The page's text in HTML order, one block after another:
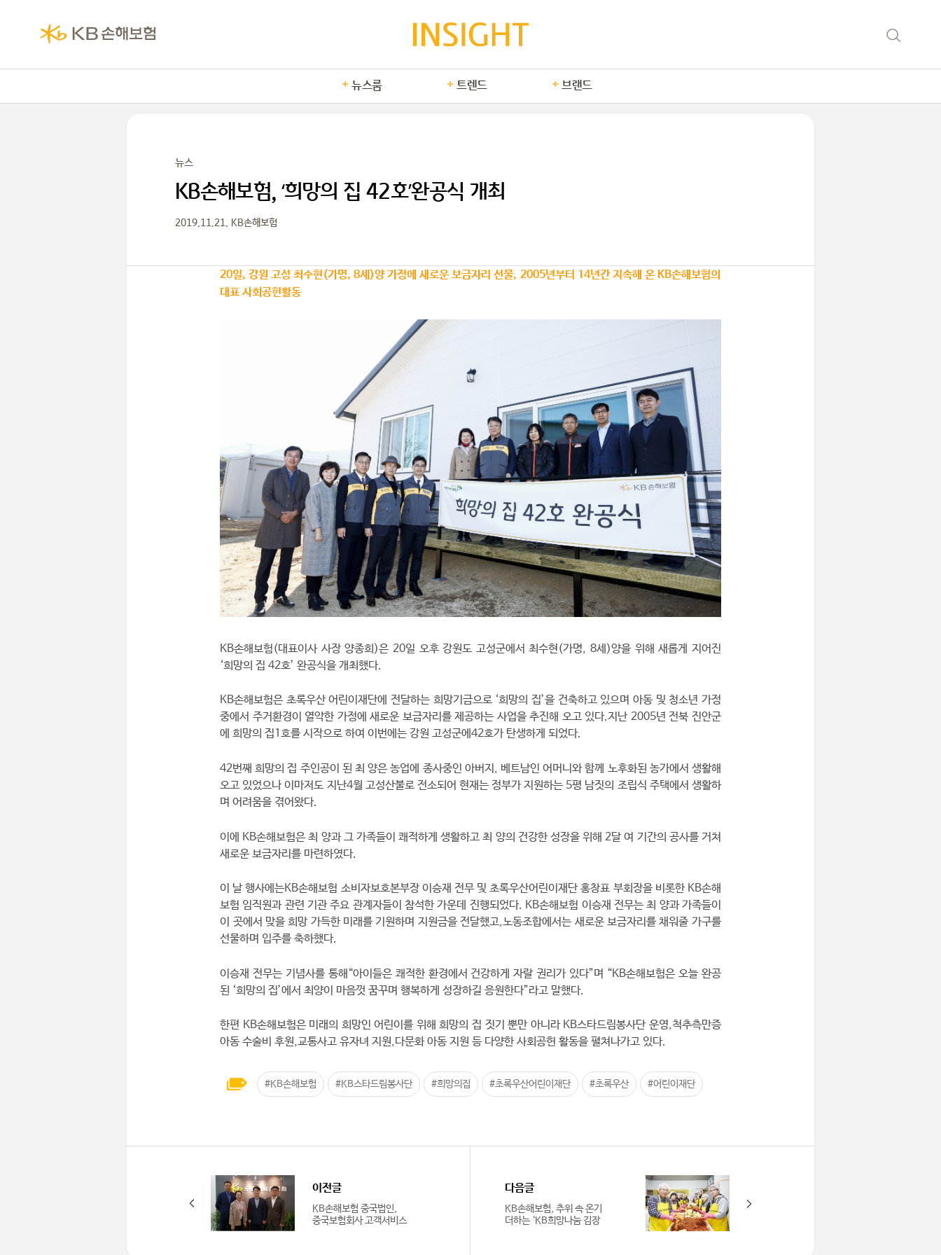
뉴스룸 트렌드 브랜드
뉴스
KB손해보험, ‘희망의 집 42호’완공식 개최
2019.11.21. KB손해보험
20일, 강원 고성 최수현(가명, 8세)양 가정에 새로운 보금자리 선물,2005년부터 14년간 지속해 온 KB손해보험의
대표 사회공헌활동
KB손해보험(대표이사 사장 양종희)은 20일 오후 강원도 고성군에서 최수현(가명, 8세)양을 위해 새롭게 지어진
‘희망의 집 42호’ 완공식을 개최했다.
KB손해보험은 초록우산 어린이재단에 전달하는 희망기금으로 ‘희망의 집’을 건축하고 있으며 아동 및 청소년 가정
중에서 주거환경이 열악한 가정에 새로운 보금자리를 제공하는 사업을 추진해 오고 있다.지난 2005년 전북 진안군
에 희망의 집1호를 시작으로 하여 이번에는 강원 고성군에42호가 탄생하게 되었다.
42번째 희망의 집 주인공이 된 최 양은 농업에 종사중인 아버지, 베트남인 어머니와 함께 노후화된 농가에서 생활해
오고 있었으나 이마저도 지난4월 고성산불로 전소되어 현재는 정부가 지원하는 5평 남짓의 조립식 주택에서 생활하
며 어려움을 겪어왔다.
이에 KB손해보험은 최 양과 그 가족들이 쾌적하게 생활하고 최 양의 건강한 성장을 위해 2달 여 기간의 공사를 거쳐
새로운 보금자리를 마련하였다.
이 날 행사에는KB손해보험 소비자보호본부장 이승재 전무 및 초록우산어린이재단 홍창표 부회장을 비롯한 KB손해
보험 임직원과 관련 기관 주요 관계자들이 참석한 가운데 진행되었다. KB손해보험 이승재 전무는 최 양과 가족들이
이 곳에서 맞을 희망 가득한 미래를 기원하며 지원금을 전달했고,노동조합에서는 새로운 보금자리를 채워줄 가구를
선물하며 입주를 축하했다.
이승재 전무는 기념사를 통해“아이들은 쾌적한 환경에서 건강하게 자랄 권리가 있다”며 “KB손해보험은 오늘 완공
된 ‘희망의 집’에서 최양이 마음껏 꿈꾸며 행복하게 성장하길 응원한다”라고 말했다.
한편 KB손해보험은 미래의 희망인 어린이를 위해 희망의 집 짓기 뿐만 아니라 KB스타드림봉사단 운영,척추측만증
아동 수술비 후원,교통사고 유자녀 지원,다문화 아동 지원 등 다양한 사회공헌 활동을 펼쳐나가고 있다.
#KB손해보험 #KB스타드림봉사단 #희망의집 #초록우산어린이재단 #초록우산 #어린이재단
이전글
KB손해보험 중국법인,
중국보험회사 고객서비스
다음글
KB손해보험, 추위 속 온기
더하는 ‘KB희망나눔 김장